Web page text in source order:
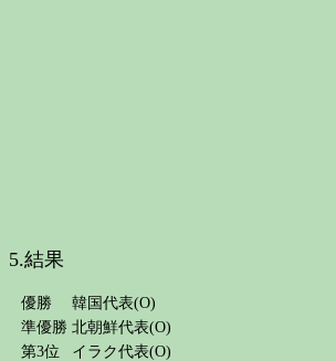
5.結果
優勝
韓国代表(O)
準優勝 北朝鮮代表(O)
第3位
イラク代表(O)